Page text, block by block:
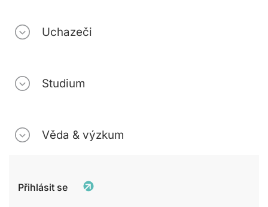
Uchazeči
Studium
Věda & výzkum
Přihlásit se